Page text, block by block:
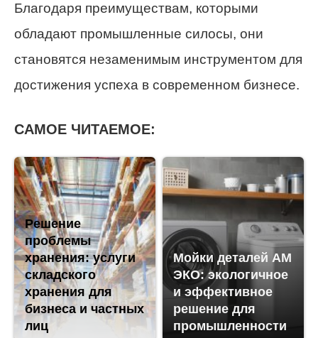
Благодаря преимуществам, которыми
обладают промышленные силосы, они
становятся незаменимым инструментом для
достижения успеха в современном бизнесе.
САМОЕ ЧИТАЕМОЕ:
Решение
проблемы
хранения: услуги
складского
хранения для
бизнеса и частных
лиц
Мойки деталей AM
ЭКО: экологичное
и эффективное
решение для
промышленности